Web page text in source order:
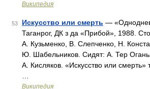
Википедия
53 Искусство или смерть —
Таганрог, ДК з да «Прибой», 1988.
А. Кузьменко, В. Слепченко, Н.
Ю. Шабельников. Сидят: А. Тер
А. Кисляков. «Искусство или смерть»
Википедия